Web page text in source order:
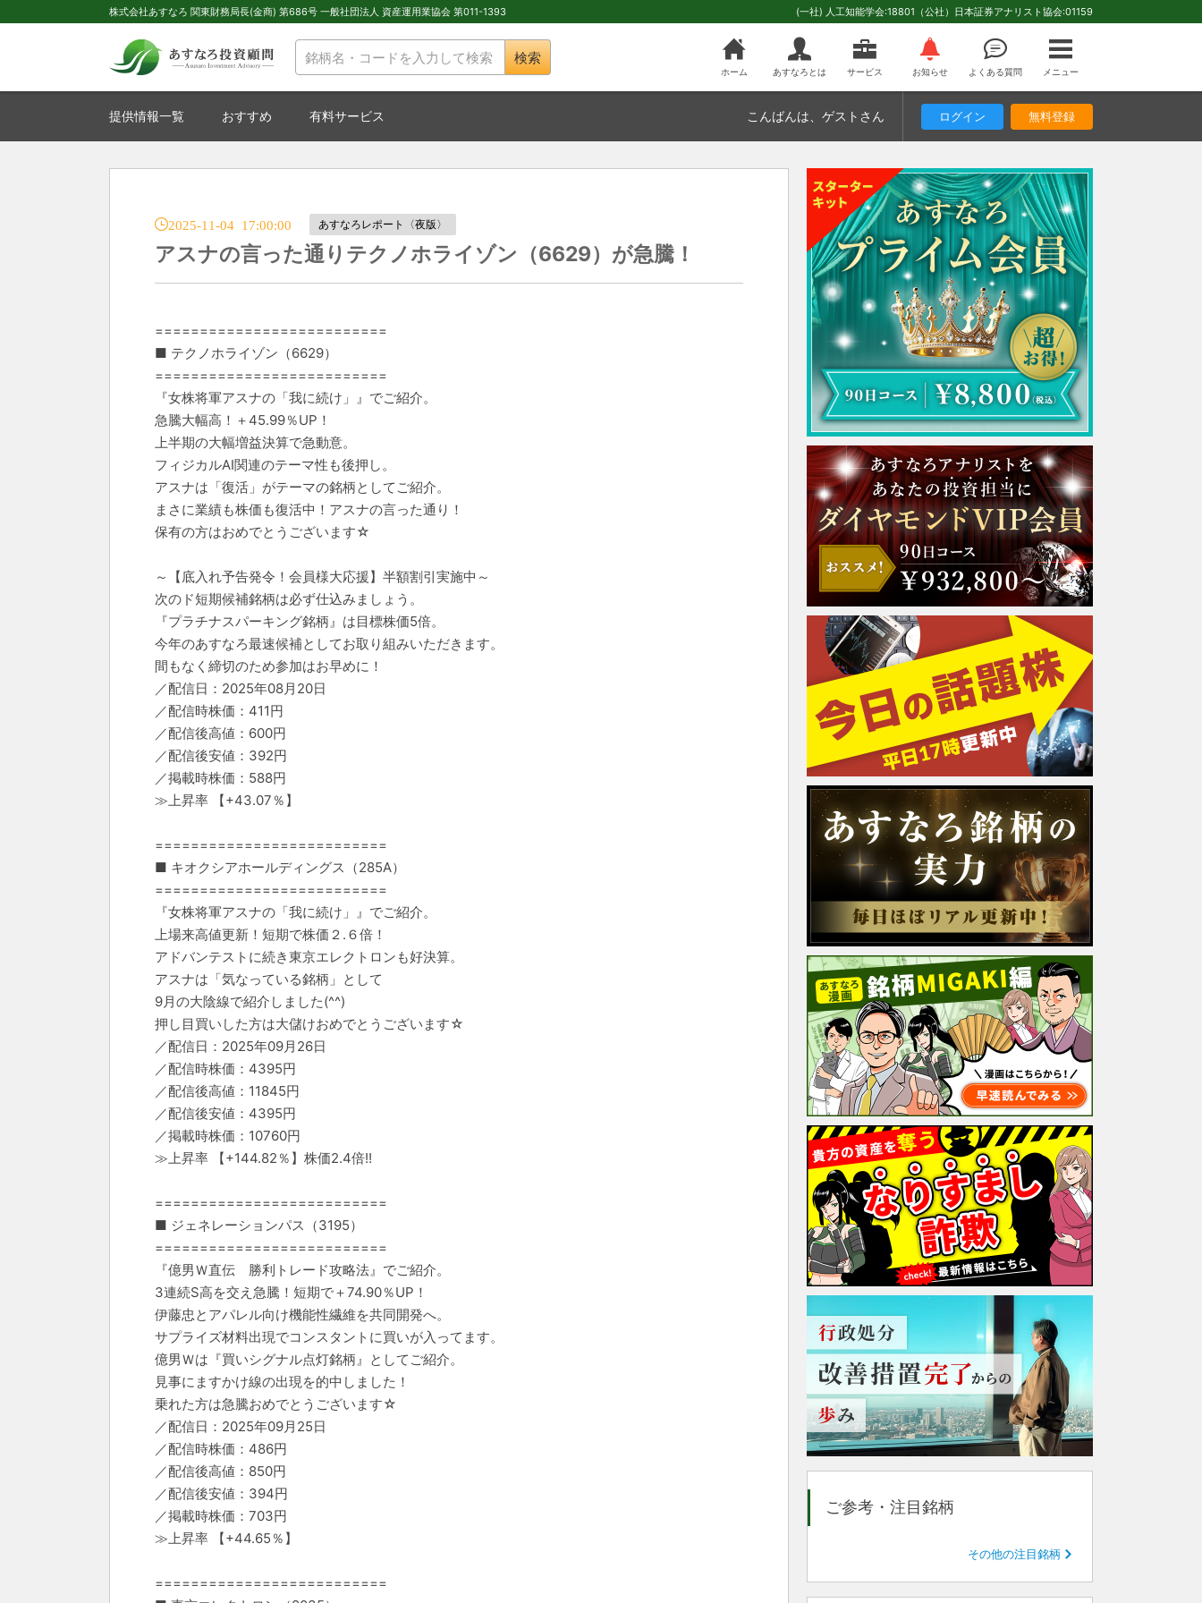
株式会社あすなろ 関東財務局長(金商) 第686号 一般社団法人 資産運用業協会 第011-1393 (一社) 人工知能学会:18801（公社）日本証券アナリスト協会:01159
検索
ホーム あすなろとは サービス お知らせ よくある質問 メニュー
提供情報一覧 おすすめ 有料サービス こんばんは 、ゲストさん ログイン 無料登録
2025-11-04 17:00:00 あすなろレポート〈夜版〉
アスナの言った通りテクノホライゾン（6629）が急騰！
==========================
■ テクノホライゾン（6629）
==========================
『女株将軍アスナの「我に続け」』でご紹介。
急騰大幅高！＋45.99％UP！
上半期の大幅増益決算で急動意。
フィジカルAI関連のテーマ性も後押し。
アスナは「復活」がテーマの銘柄としてご紹介。
まさに業績も株価も復活中！アスナの言った通り！
保有の方はおめでとうございます☆
～【底入れ予告発令！会員様大応援】半額割引実施中～
次のド短期候補銘柄は必ず仕込みましょう。
『プラチナスパーキング銘柄』は目標株価5倍。
今年のあすなろ最速候補としてお取り組みいただきます。
間もなく締切のため参加はお早めに！
／配信日：2025年08月20日
／配信時株価：411円
／配信後高値：600円
／配信後安値：392円
／掲載時株価：588円
≫上昇率 【+43.07％】
==========================
■ キオクシアホールディングス（285A）
==========================
『女株将軍アスナの「我に続け」』でご紹介。
上場来高値更新！短期で株価２.６倍！
アドバンテストに続き東京エレクトロンも好決算。
アスナは「気なっている銘柄」として
9月の大陰線で紹介しました(^^)
押し目買いした方は大儲けおめでとうございます☆
／配信日：2025年09月26日
／配信時株価：4395円
／配信後高値：11845円
／配信後安値：4395円
／掲載時株価：10760円
≫上昇率 【+144.82％】株価2.4倍!!
==========================
■ ジェネレーションパス（3195）
==========================
『億男Ｗ直伝 勝利トレード攻略法』でご紹介。
3連続S高を交え急騰！短期で＋74.90％UP！
伊藤忠とアパレル向け機能性繊維を共同開発へ。
サプライズ材料出現でコンスタントに買いが入ってます。
億男Ｗは『買いシグナル点灯銘柄』としてご紹介。
見事にますかけ線の出現を的中しました！
乗れた方は急騰おめでとうございます☆
／配信日：2025年09月25日
／配信時株価：486円
／配信後高値：850円
／配信後安値：394円
／掲載時株価：703円
≫上昇率 【+44.65％】
==========================
ご参考・注目銘柄
その他の注目銘柄